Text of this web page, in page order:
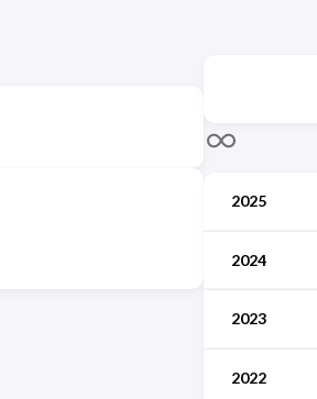
2025
2024
2023
2022